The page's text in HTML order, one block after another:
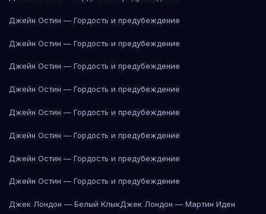
Джейн Остин — Гордость и предубеждение
Джейн Остин — Гордость и предубеждение
Джейн Остин — Гордость и предубеждение
Джейн Остин — Гордость и предубеждение
Джейн Остин — Гордость и предубеждение
Джейн Остин — Гордость и предубеждение
Джейн Остин — Гордость и предубеждение
Джейн Остин — Гордость и предубеждение
Джек Лондон — Белый КлыкДжек Лондон — Мартин Иден